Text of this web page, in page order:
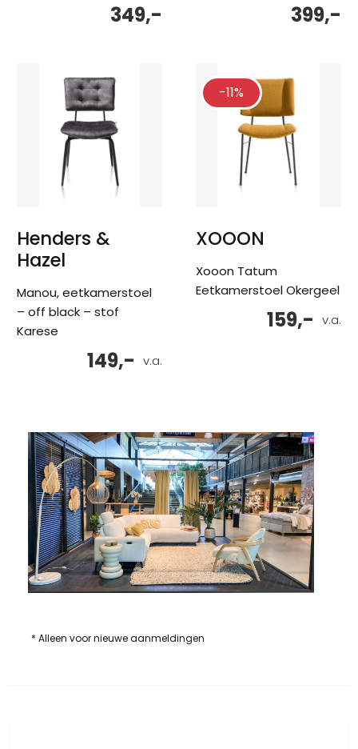
349,- 399,-
Henders &
Hazel
Manou, eetkamerstoel
– off black – stof
Karese
v.a.
149,-
-11%
XOOON
Xooon Tatum
Eetkamerstoel Okergeel
v.a.
159,-
* Alleen voor nieuwe aanmeldingen